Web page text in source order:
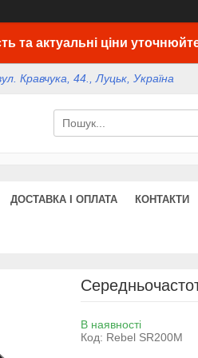
та актуальні ціни
Кравчука, 44., Луцьк, Україна
ДОСТАВКА І ОПЛАТА КОНТАКТИ
В наявності
Код: Rebel SR200M